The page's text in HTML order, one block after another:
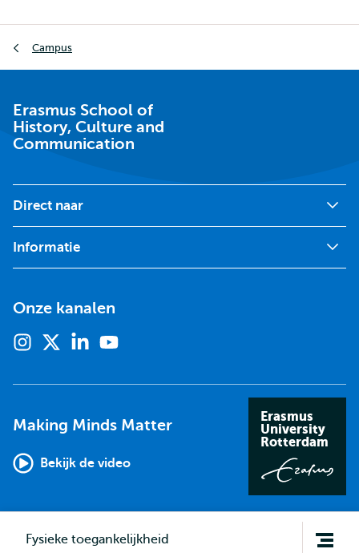
Open
Fysieke toegankelijkheid
Campus
Erasmus School of
History, Culture and
Communication
Direct naar
Informatie
Onze kanalen
Instagram
twitter)
Linkedin
Making Minds Matter
Bekijk de video
Erasmus
University
Rotterdam